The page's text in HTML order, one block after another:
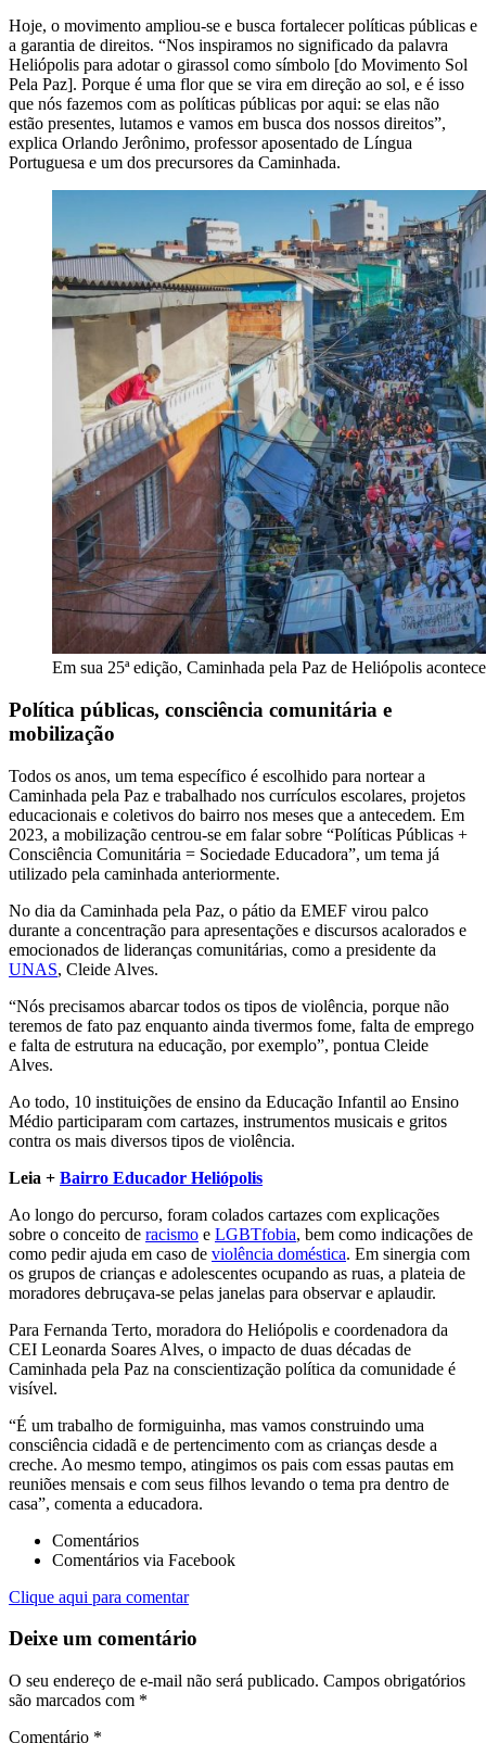
Hoje, o movimento ampliou-se e busca fortalecer políticas públicas e
a garantia de direitos. “Nos inspiramos no significado da palavra
Heliópolis para adotar o girassol como símbolo [do Movimento Sol
Pela Paz]. Porque é uma flor que se vira em direção ao sol, e é isso
que nós fazemos com as políticas públicas por aqui: se elas não
estão presentes, lutamos e vamos em busca dos nossos direitos”,
explica Orlando Jerônimo, professor aposentado de Língua
Portuguesa e um dos precursores da Caminhada.
Em sua 25ª edição, Caminhada pela Paz de Heliópolis
Política públicas, consciência comunitária e
mobilização
Todos os anos, um tema específico é escolhido para nortear a
Caminhada pela Paz e trabalhado nos currículos escolares, projetos
educacionais e coletivos do bairro nos meses que a antecedem. Em
2023, a mobilização centrou-se em falar sobre “Políticas Públicas +
Consciência Comunitária = Sociedade Educadora”, um tema já
utilizado pela caminhada anteriormente.
No dia da Caminhada pela Paz, o pátio da EMEF virou palco
durante a concentração para apresentações e discursos acalorados e
emocionados de lideranças comunitárias, como a presidente da
UNAS, Cleide Alves.
“Nós precisamos abarcar todos os tipos de violência, porque não
teremos de fato paz enquanto ainda tivermos fome, falta de emprego
e falta de estrutura na educação, por exemplo”, pontua Cleide
Alves.
Ao todo, 10 instituições de ensino da Educação Infantil ao Ensino
Médio participaram com cartazes, instrumentos musicais e gritos
contra os mais diversos tipos de violência.
Leia + Bairro Educador Heliópolis
Ao longo do percurso, foram colados cartazes com explicações
sobre o conceito de racismo e LGBTfobia, bem como indicações de
como pedir ajuda em caso de violência doméstica. Em sinergia com
os grupos de crianças e adolescentes ocupando as ruas, a plateia de
moradores debruçava-se pelas janelas para observar e aplaudir.
Para Fernanda Terto, moradora do Heliópolis e coordenadora da
CEI Leonarda Soares Alves, o impacto de duas décadas de
Caminhada pela Paz na conscientização política da comunidade é
visível.
“É um trabalho de formiguinha, mas vamos construindo uma
consciência cidadã e de pertencimento com as crianças desde a
creche. Ao mesmo tempo, atingimos os pais com essas pautas em
reuniões mensais e com seus filhos levando o tema pra dentro de
casa”, comenta a educadora.
Comentários
Comentários via Facebook
Clique aqui para comentar
Deixe um comentário
O seu endereço de e-mail não será publicado. Campos obrigatórios
são marcados com *
Comentário *